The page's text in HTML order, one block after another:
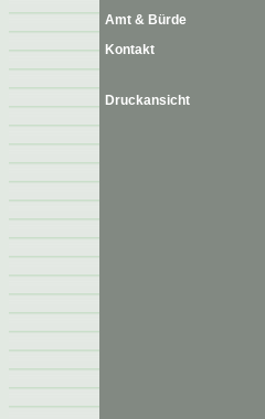
Amt & Bürde
Kontakt
Druckansicht